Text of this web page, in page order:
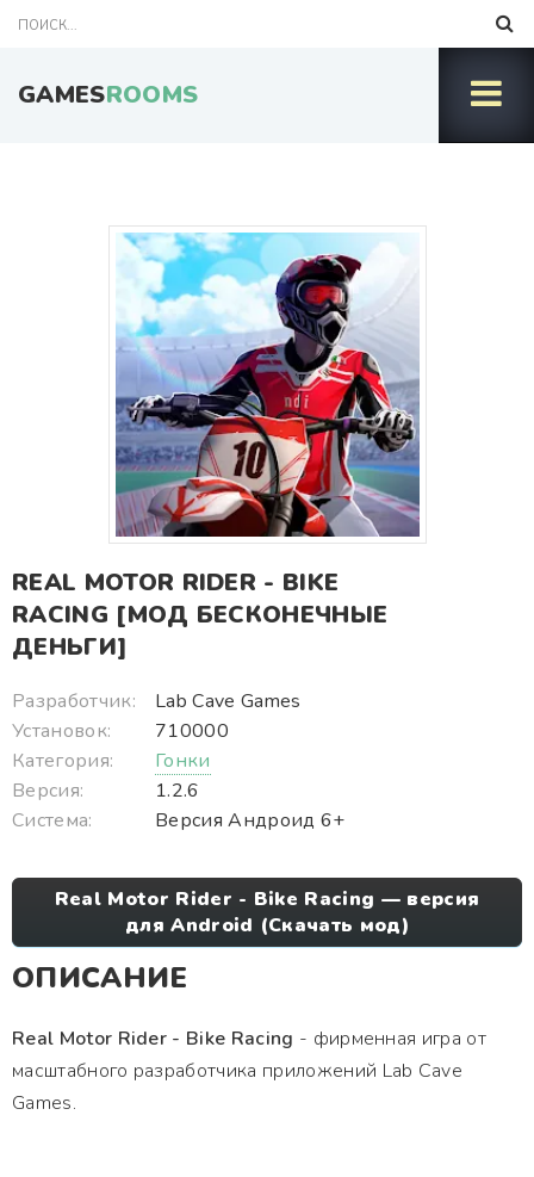
GAMESROOMS
REAL MOTOR RIDER - BIKE
RACING [МОД БЕСКОНЕЧНЫЕ
ДЕНЬГИ]
Разработчик:
Lab Cave Games
Установок:
710000
Категория:
Гонки
Версия:
1.2.6
Система:
Версия Андроид 6+
Real Motor Rider - Bike Racing — версия
для Android (Скачать мод)
ОПИСАНИЕ
Real Motor Rider - Bike Racing - фирменная игра от
масштабного разработчика приложений Lab Cave
Games.